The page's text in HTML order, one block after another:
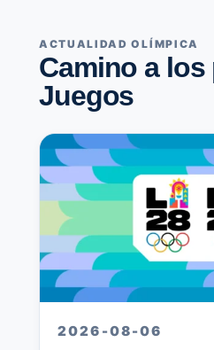
ACTUALIDAD OLÍMPICA
Camino a
Juegos
2026-08-06